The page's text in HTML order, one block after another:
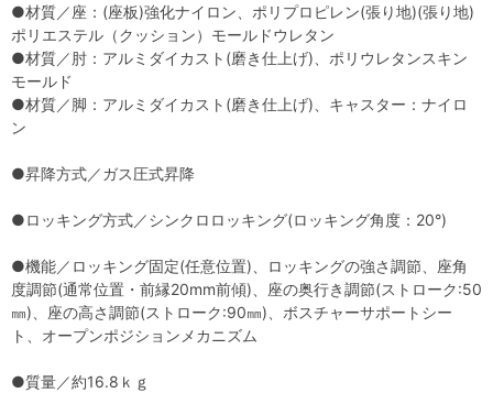
●材質／座：(座板)強化ナイロン、ポリプロピレン(張り地)(張り地)
ポリエステル（クッション）モールドウレタン
●材質／肘：アルミダイカスト(磨き仕上げ)、ポリウレタンスキン
モールド
●材質／脚：アルミダイカスト(磨き仕上げ)、キャスター：ナイロ
ン
●昇降方式／ガス圧式昇降
●ロッキング方式／シンクロロッキング(ロッキング角度：20°)
●機能／ロッキング固定(任意位置)、ロッキングの強さ調節、座角
度調節(通常位置・前縁20mm前傾)、座の奥行き調節(ストローク:50
㎜)、座の高さ調節(ストローク:90㎜)、ボスチャーサポートシー
ト、オープンポジションメカニズム
●質量／約16.8ｋｇ